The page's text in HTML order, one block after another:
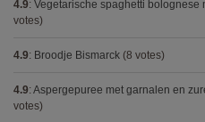
4.9: Vegetarische spaghetti bolognese
votes)
4.9: Broodje Bismarck (8 votes)
4.9: Aspergepuree met garnalen en
votes)